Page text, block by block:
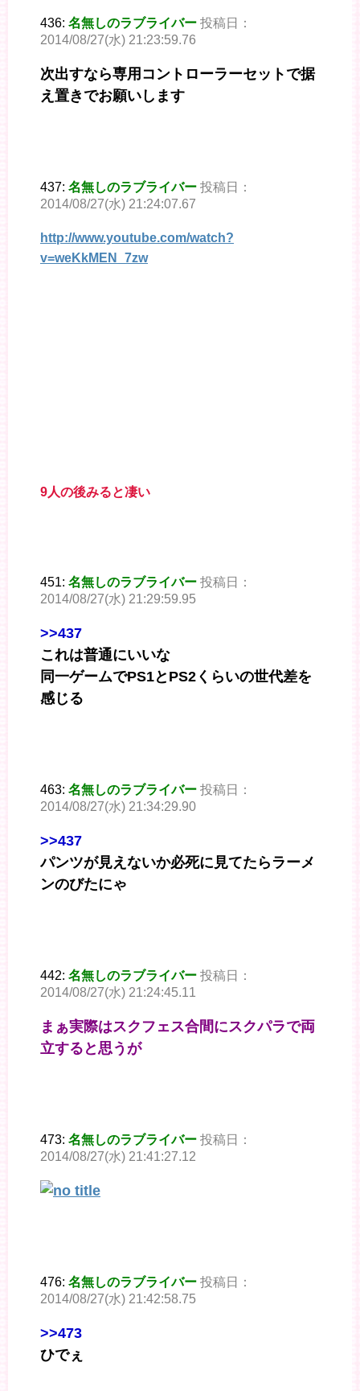
436: 名無しのラブライバー 投稿日：
2014/08/27(水) 21:23:59.76
次出すなら専用コントローラーセットで据
え置きでお願いします
437: 名無しのラブライバー 投稿日：
2014/08/27(水) 21:24:07.67
http://www.youtube.com/watch?
v=weKkMEN_7zw
9人の後みると凄い
451: 名無しのラブライバー 投稿日：
2014/08/27(水) 21:29:59.95
>>437
これは普通にいいな
同一ゲームでPS1とPS2くらいの世代差を
感じる
463: 名無しのラブライバー 投稿日：
2014/08/27(水) 21:34:29.90
>>437
パンツが見えないか必死に見てたらラーメ
ンのびたにゃ
442: 名無しのラブライバー 投稿日：
2014/08/27(水) 21:24:45.11
まぁ実際はスクフェス合間にスクパラで両
立すると思うが
473: 名無しのラブライバー 投稿日：
2014/08/27(水) 21:41:27.12
476: 名無しのラブライバー 投稿日：
2014/08/27(水) 21:42:58.75
>>473
ひでぇ